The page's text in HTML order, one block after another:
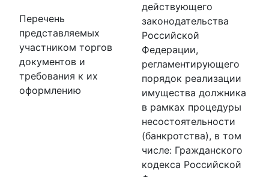
Перечень
представляемых
участником торгов
документов и
требования к их
оформлению
действующего
законодательства
Российской
Федерации,
регламентирующего
порядок реализации
имущества должника
в рамках процедуры
несостоятельности
(банкротства), в том
числе: Гражданского
кодекса Российской